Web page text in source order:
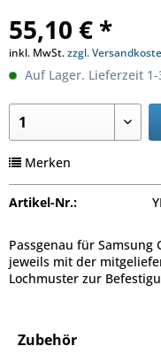
55,10 € *
inkl. MwSt.zzgl.
Auf Lager. Lieferzeit
Merken
Artikel-Nr.:
Passgenau für Samsung
jeweils mit der
Lochmuster zur
Zubehör